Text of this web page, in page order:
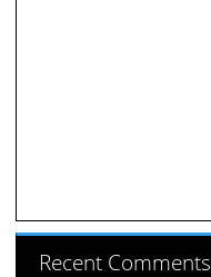
Recent Comments